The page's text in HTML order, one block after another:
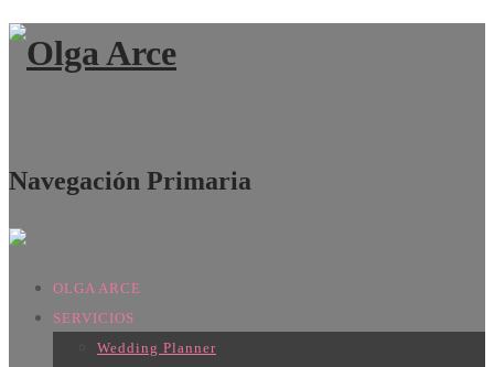
Navegación Primaria
OLGA ARCE
SERVICIOS
Wedding Planner